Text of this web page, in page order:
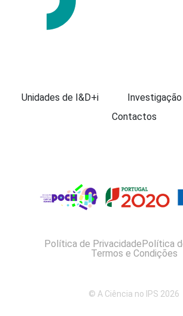
Unidades de I&D+i Investigação
Contactos
Política de PrivacidadePolítica
Termos e Condições
© A Ciência no IPS 2026